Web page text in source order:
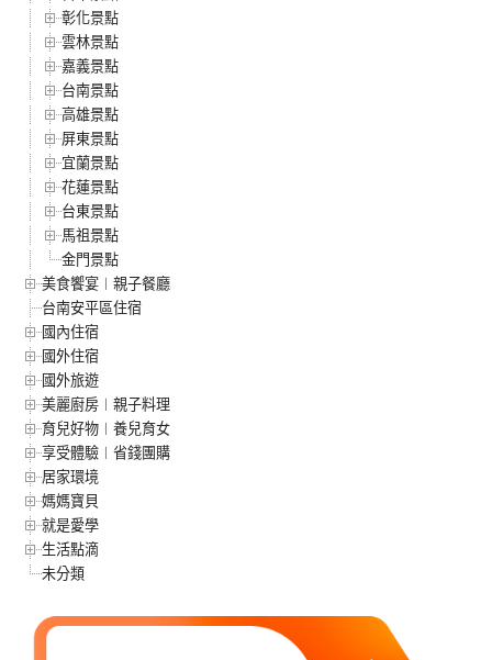
彰化景點
雲林景點
嘉義景點
台南景點
高雄景點
屏東景點
宜蘭景點
花蓮景點
台東景點
馬祖景點
金門景點
美食饗宴︱親子餐廳
台南安平區住宿
國內住宿
國外住宿
國外旅遊
美麗廚房︱親子料理
育兒好物︱養兒育女
享受體驗︱省錢團購
居家環境
媽媽寶貝
就是愛學
生活點滴
未分類